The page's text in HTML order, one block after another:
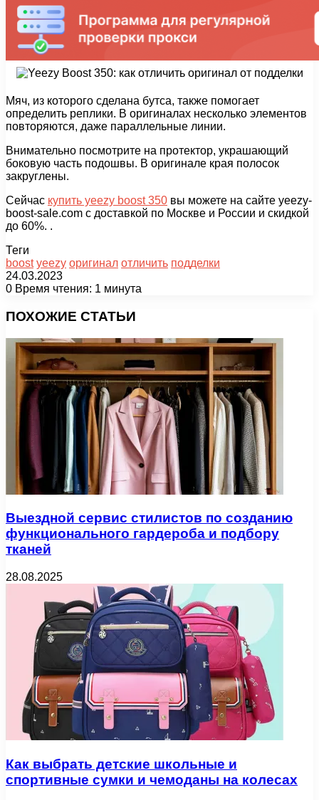
Мяч, из которого сделана бутса, также помогает
определить реплики. В оригиналах несколько элементов
повторяются, даже параллельные линии.
Внимательно посмотрите на протектор, украшающий
боковую часть подошвы. В оригинале края полосок
закруглены.
Сейчас купить yeezy boost 350 вы можете на сайте yeezy-
boost-sale.com с доставкой по Москве и России и скидкой
до 60%. .
Теги
boost yeezy оригинал отличить подделки
24.03.2023
0 Время чтения: 1 минута
ПОХОЖИЕ СТАТЬИ
Выездной сервис стилистов по созданию
функционального гардероба и подбору
тканей
28.08.2025
Как выбрать детские школьные и
спортивные сумки и чемоданы на колесах